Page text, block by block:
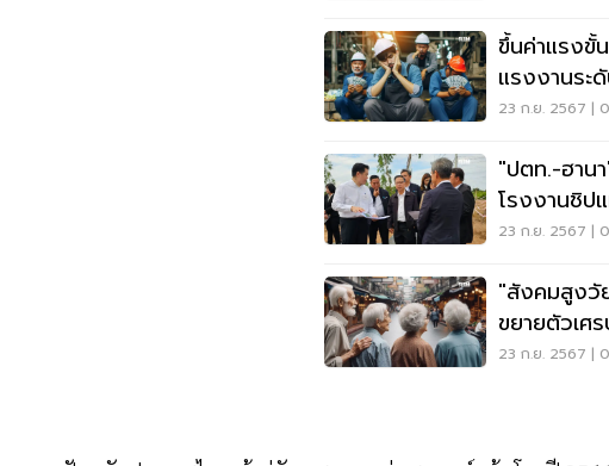
ขึ้นค่าแรงขั้
แรงงานระ
23 ก.ย. 2567 |
"ปตท.-ฮาน
โรงงานชิป
23 ก.ย. 2567 |
"สังคมสูงวั
ขยายตัวเศ
23 ก.ย. 2567 |